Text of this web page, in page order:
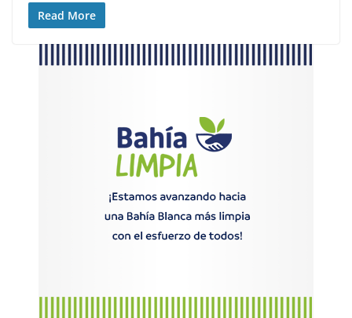
Read More